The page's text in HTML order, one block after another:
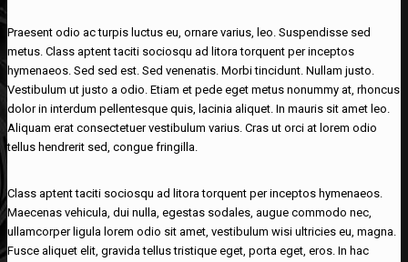
Praesent odio ac turpis luctus eu, ornare varius, leo. Suspendisse sed
metus. Class aptent taciti sociosqu ad litora torquent per inceptos
hymenaeos. Sed sed est. Sed venenatis. Morbi tincidunt. Nullam justo.
Vestibulum ut justo a odio. Etiam et pede eget metus nonummy at, rhoncus
dolor in interdum pellentesque quis, lacinia aliquet. In mauris sit amet leo.
Aliquam erat consectetuer vestibulum varius. Cras ut orci at lorem odio
tellus hendrerit sed, congue fringilla.
Class aptent taciti sociosqu ad litora torquent per inceptos hymenaeos.
Maecenas vehicula, dui nulla, egestas sodales, augue commodo nec,
ullamcorper ligula lorem odio sit amet, vestibulum wisi ultricies eu, magna.
Fusce aliquet elit, gravida tellus tristique eget, porta eget, eros. In hac